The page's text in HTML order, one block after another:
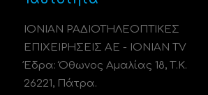
ΙΟΝΙΑΝ ΡΑΔΙΟΤΗΛΕΟΠΤΙΚΕΣ
ΕΠΙΧΕΙΡΗΣΕΙΣ ΑΕ - IONIAN TV
Έδρα: Όθωνος Αμαλίας 18, Τ.Κ.
26221, Πάτρα.